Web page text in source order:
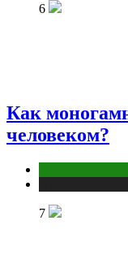
6
Как
человеком?
7